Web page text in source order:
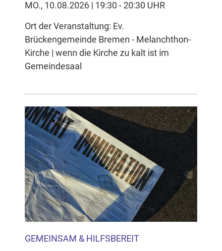
MO., 10.08.2026 | 19:30 - 20:30 UHR
Ort der Veranstaltung: Ev.
Brückengemeinde Bremen - Melanchthon-
Kirche | wenn die Kirche zu kalt ist im
Gemeindesaal
GEMEINSAM & HILFSBEREIT